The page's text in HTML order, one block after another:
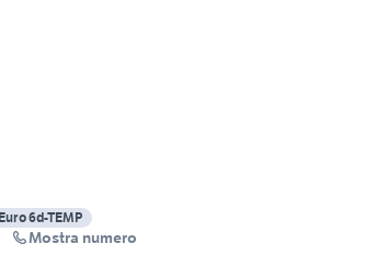
Euro 6d-TEMP
Mostra numero